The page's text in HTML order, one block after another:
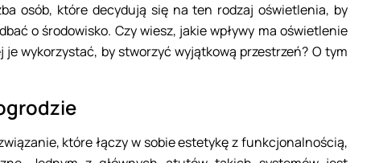
osób, które decydują się na ten rodzaj oświetlenia, by
o środowisko. Czy wiesz, jakie wpływy ma oświetlenie
wykorzystać, by stworzyć wyjątkową przestrzeń? O tym
które łączy w sobie estetykę z funkcjonalnością,